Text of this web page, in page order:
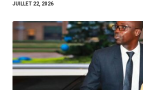
JUILLET 22, 2026